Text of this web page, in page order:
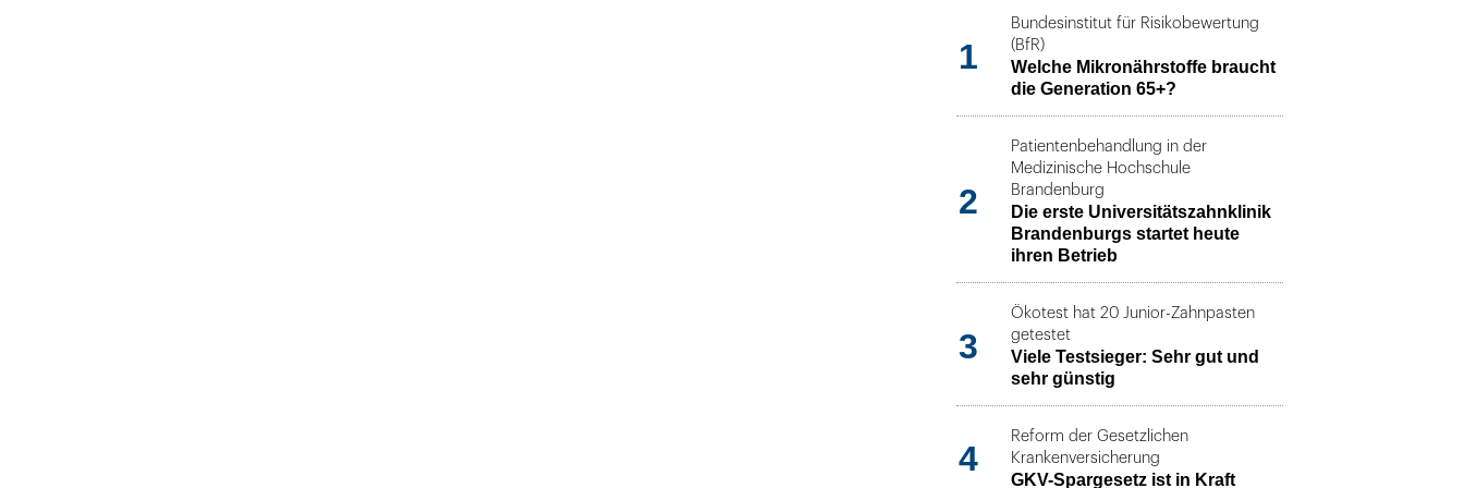
1
Bundesinstitut für Risikobewertung
(BfR)
Welche Mikronährstoffe braucht
die Generation 65+?
2
Patientenbehandlung in der
Medizinische Hochschule
Brandenburg
Die erste Universitätszahnklinik
Brandenburgs startet heute
ihren Betrieb
3
Ökotest hat 20 Junior-Zahnpasten
getestet
Viele Testsieger: Sehr gut und
sehr günstig
4
Reform der Gesetzlichen
Krankenversicherung
GKV-Spargesetz ist in Kraft